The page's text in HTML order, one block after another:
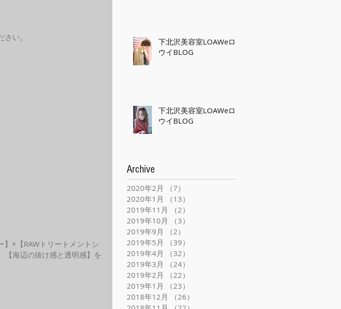
い。
×【RAWトリートメントシ
【海辺の抜け感と透明感】を
下北沢美容室LOAWeロ
ウイBLOG
下北沢美容室LOAWeロ
ウイBLOG
Archive
2020年2月 （7）
2020年1月
（13）
2019年11月
（2）
2019年10月
（3）
2019年9月
（2）
2019年5月
（39）
2019年4月
（32）
2019年3月
（24）
2019年2月
（22）
2019年1月
（23）
2018年12月
（26）